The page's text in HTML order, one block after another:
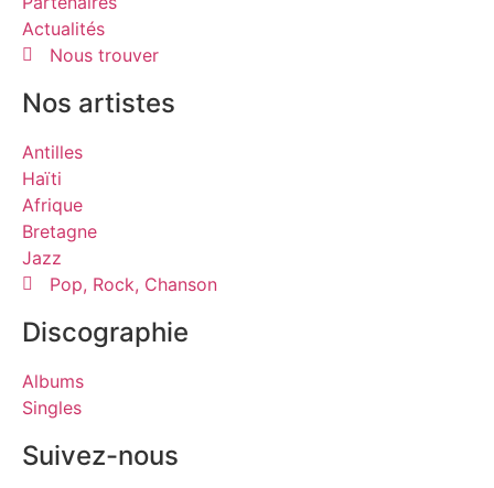
Actualités
Nous trouver
Nos artistes
Antilles
Haïti
Afrique
Bretagne
Jazz
Pop, Rock, Chanson
Discographie
Albums
Singles
Suivez-nous